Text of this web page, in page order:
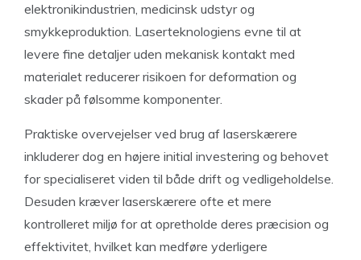
elektronikindustrien, medicinsk udstyr og
smykkeproduktion. Laserteknologiens evne til at
levere fine detaljer uden mekanisk kontakt med
materialet reducerer risikoen for deformation og
skader på følsomme komponenter.
Praktiske overvejelser ved brug af laserskærere
inkluderer dog en højere initial investering og behovet
for specialiseret viden til både drift og vedligeholdelse.
Desuden kræver laserskærere ofte et mere
kontrolleret miljø for at opretholde deres præcision og
effektivitet, hvilket kan medføre yderligere